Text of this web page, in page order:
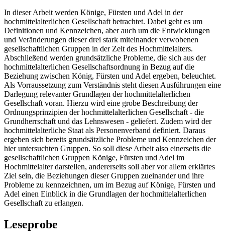
In dieser Arbeit werden Könige, Fürsten und Adel in der
hochmittelalterlichen Gesellschaft betrachtet. Dabei geht es um
Definitionen und Kennzeichen, aber auch um die Entwicklungen
und Veränderungen dieser drei stark miteinander verwobenen
gesellschaftlichen Gruppen in der Zeit des Hochmittelalters.
Abschließend werden grundsätzliche Probleme, die sich aus der
hochmittelalterlichen Gesellschaftsordnung in Bezug auf die
Beziehung zwischen König, Fürsten und Adel ergeben, beleuchtet.
Als Vorraussetzung zum Verständnis steht diesen Ausführungen eine
Darlegung relevanter Grundlagen der hochmittelalterlichen
Gesellschaft voran. Hierzu wird eine grobe Beschreibung der
Ordnungsprinzipien der hochmittelalterlichen Gesellschaft - die
Grundherrschaft und das Lehnswesen - geliefert. Zudem wird der
hochmittelalterliche Staat als Personenverband definiert. Daraus
ergeben sich bereits grundsätzliche Probleme und Kennzeichen der
hier untersuchten Gruppen. So soll diese Arbeit also einerseits die
gesellschaftlichen Gruppen Könige, Fürsten und Adel im
Hochmittelalter darstellen, andererseits soll aber vor allem erklärtes
Ziel sein, die Beziehungen dieser Gruppen zueinander und ihre
Probleme zu kennzeichnen, um im Bezug auf Könige, Fürsten und
Adel einen Einblick in die Grundlagen der hochmittelalterlichen
Gesellschaft zu erlangen.
Leseprobe